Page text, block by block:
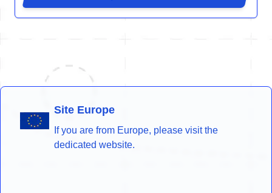
Site Europe
If you are from Europe, please visit the
dedicated website.